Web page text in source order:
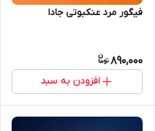
فیگور مرد عنکبوتی جادا
890,000
افزودن به سبد